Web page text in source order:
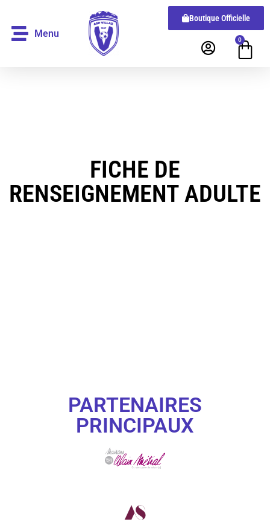
Menu
Boutique Officielle
0
FICHE DE
RENSEIGNEMENT ADULTE
PARTENAIRES
PRINCIPAUX